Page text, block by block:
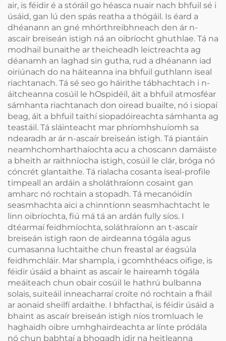
air, is féidir é a stóráil go héasca nuair nach bhfuil sé i
úsáid, gan lú den spás reatha a thógáil. Is éard a
dhéanann an gné mhórthreibhneach den ár n-
ascaír breiseán istigh ná an oibríocht ghuthlae. Tá na
modhail bunaithe ar theicheadh leictreachta ag
déanamh an laghad sin gutha, rud a dhéanann iad
oiriúnach do na háiteanna ina bhfuil guthlann íseal
riachtanach. Tá sé seo go háirithe tábhachtach i n-
áitcheanna cosúil le hOspidéil, áit a bhfuil atmosféar
sámhanta riachtanach don oiread buailte, nó i siopaí
beag, áit a bhfuil taithí siopadóireachta sámhanta ag
teastáil. Tá sláinteacht mar phríomhshuíomh sa
ndearadh ar ár n-ascaír breiseán istigh. Tá piantáin
neamhchomharthaíochta acu a choscann damáiste
a bheith ar raithníocha istigh, cosúil le clár, bróga nó
cóncrét glantaithe. Tá rialacha cosanta íseal-profile
timpeall an ardáin a sholáthraíonn cosaint gan
amharc nó rochtain a stopadh. Tá mecanóidín
seasmhachta aici a chinntíonn seasmhachtacht le
linn oibríochta, fiú má tá an ardán fully síos. I
dtéarmaí feidhmíochta, soláthraíonn an t-ascaír
breiseán istigh raon de airdeanna tógála agus
cumasanna luchtaithe chun freastal ar éagsúla
feidhmchláir. Mar shampla, i gcomhthéacs oifige, is
féidir úsáid a bhaint as ascaír le haireamh tógála
meáiteach chun obair cosúil le hathrú bulbanna
solais, suiteáil inneacharraí croíte nó rochtain a fháil
ar aonaid sheilfí ardaithe. I bhfacthaí, is féidir úsáid a
bhaint as ascaír breiseán istigh níos tromluach le
haghaidh oibre umhghairdeachta ar línte pródála
nó chun babhtaí a bhogadh idir na heitleanna